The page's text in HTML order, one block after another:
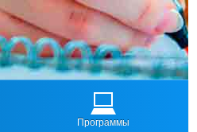
Программы